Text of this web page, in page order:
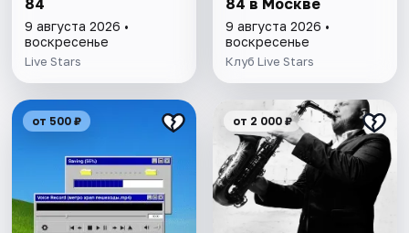
84
9 августа 2026 •
воскресенье
Live Stars
84 в Москве
9 августа 2026 •
воскресенье
Клуб Live Stars
от 500 ₽ от 2 000 ₽